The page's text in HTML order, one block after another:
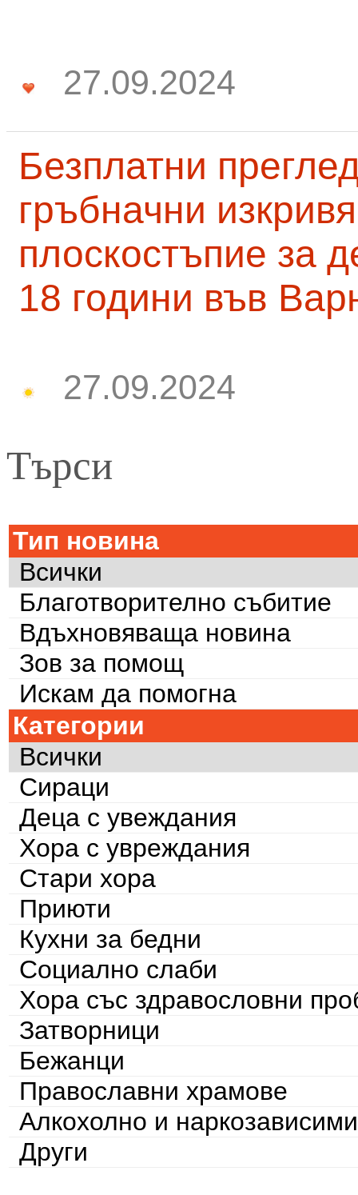
27.09.2024
Безплатни
гръбначни
плоскостъпие за
18 години във
27.09.2024
Търси
Тип новина
Всички
Благотворително събитие
Вдъхновяваща новина
Зов за помощ
Искам да помогна
Категории
Всички
Сираци
Деца с увеждания
Хора с увреждания
Стари хора
Приюти
Кухни за бедни
Социално слаби
Хора със здравословни
Затворници
Бежанци
Православни храмове
Алкохолно и наркозависими
Други